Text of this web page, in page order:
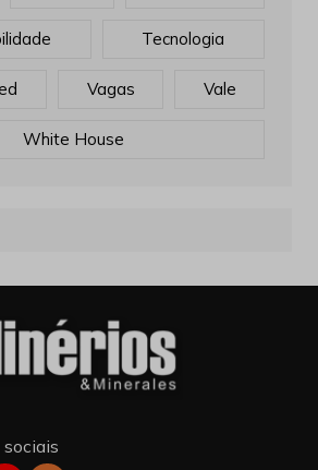
Tecnologia
Vagas Vale
White House